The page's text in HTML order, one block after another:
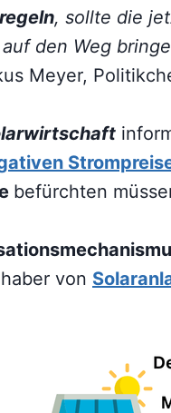
regeln, sollte die
auf den Weg
Meyer,
befürchten
von